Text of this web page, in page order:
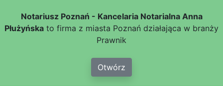
Notariusz Poznań - Kancelaria Notarialna Anna
Płużyńska to firma z miasta Poznań działająca w branży
Prawnik
Otwórz